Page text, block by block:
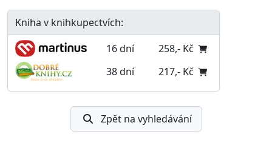
Kniha v knihkupectvích:
16 dní
258,- Kč
38 dní
217,- Kč
Zpět na vyhledávání